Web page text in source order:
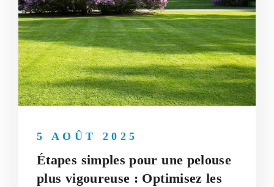
Étapes simples pour une pelouse
plus vigoureuse : Optimisez les
5 AOÛT 2025